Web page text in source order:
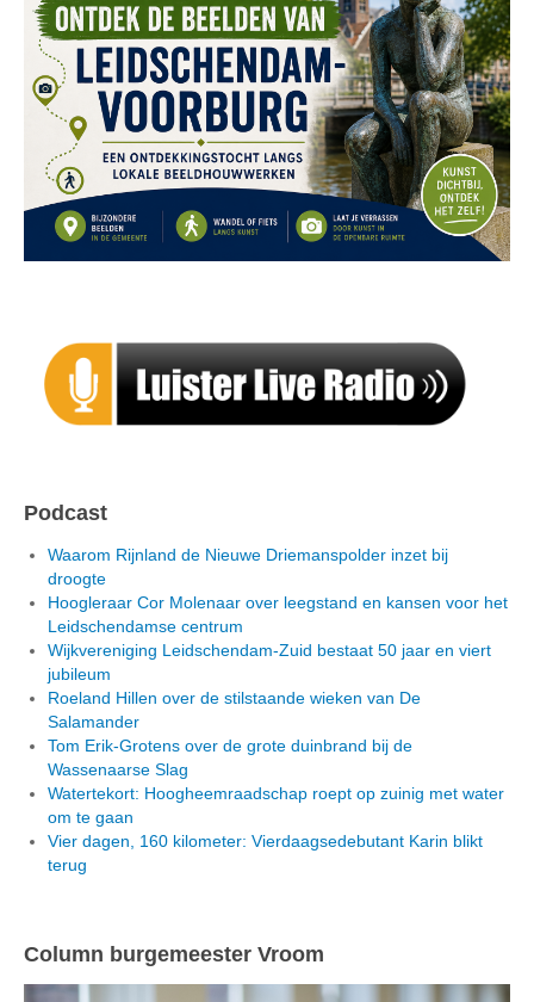
Podcast
Waarom Rijnland de Nieuwe Driemanspolder inzet bij
droogte
Hoogleraar Cor Molenaar over leegstand en kansen voor het
Leidschendamse centrum
Wijkvereniging Leidschendam-Zuid bestaat 50 jaar en viert
jubileum
Roeland Hillen over de stilstaande wieken van De
Salamander
Tom Erik-Grotens over de grote duinbrand bij de
Wassenaarse Slag
Watertekort: Hoogheemraadschap roept op zuinig met water
om te gaan
Vier dagen, 160 kilometer: Vierdaagsedebutant Karin blikt
terug
Column burgemeester Vroom